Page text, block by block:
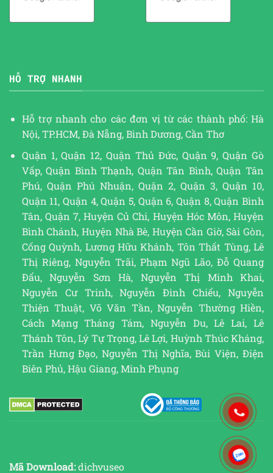
HỖ TRỢ NHANH
Hỗ trợ nhanh cho các đơn vị từ các thành phố: Hà
Nội, TP.HCM, Đà Nẵng, Bình Dương, Cần Thơ
Quận 1, Quận 12, Quận Thủ Đức, Quận 9, Quận Gò
Vấp, Quận Bình Thạnh, Quận Tân Bình, Quận Tân
Phú, Quận Phú Nhuận, Quận 2, Quận 3, Quận 10,
Quận 11, Quận 4, Quận 5, Quận 6, Quận 8, Quận Bình
Tân, Quận 7, Huyện Củ Chi, Huyện Hóc Môn, Huyện
Bình Chánh, Huyện Nhà Bè, Huyện Cần Giờ, Sài Gòn,
Cống Quỳnh, Lương Hữu Khánh, Tôn Thất Tùng, Lê
Thị Riêng, Nguyễn Trãi, Phạm Ngũ Lão, Đỗ Quang
Đẩu, Nguyễn Sơn Hà, Nguyễn Thị Minh Khai,
Nguyễn Cư Trinh, Nguyễn Đình Chiểu, Nguyễn
Thiện Thuật, Võ Văn Tần, Nguyễn Thường Hiền,
Cách Mạng Tháng Tám, Nguyễn Du, Lê Lai, Lê
Thánh Tôn, Lý Tự Trọng, Lê Lợi, Huỳnh Thúc Kháng,
Trần Hưng Đạo, Nguyễn Thị Nghĩa, Bùi Viện, Điện
Biên Phủ, Hậu Giang, Minh Phụng
Mã Download:dichvuseo